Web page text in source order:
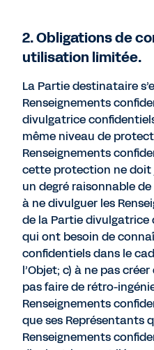
2. Obligations de
utilisation limitée.
La Partie destinataire
Renseignements
divulgatrice
même niveau de
Renseignements
cette protection ne doit
un degré raisonnable
à ne divulguer les
de la Partie divulgatrice
qui ont besoin de
confidentiels dans le
l’Objet; c) à ne pas
pas faire de rétro-
Renseignements
que ses Représentants
Renseignements